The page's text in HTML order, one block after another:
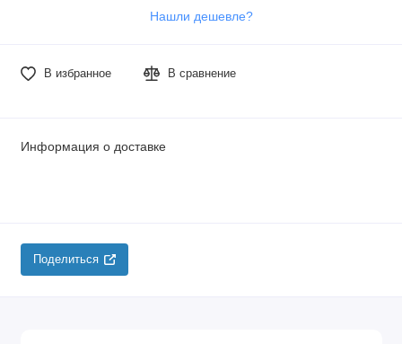
Нашли дешевле?
В избранное В сравнение
Информация о доставке
Поделиться